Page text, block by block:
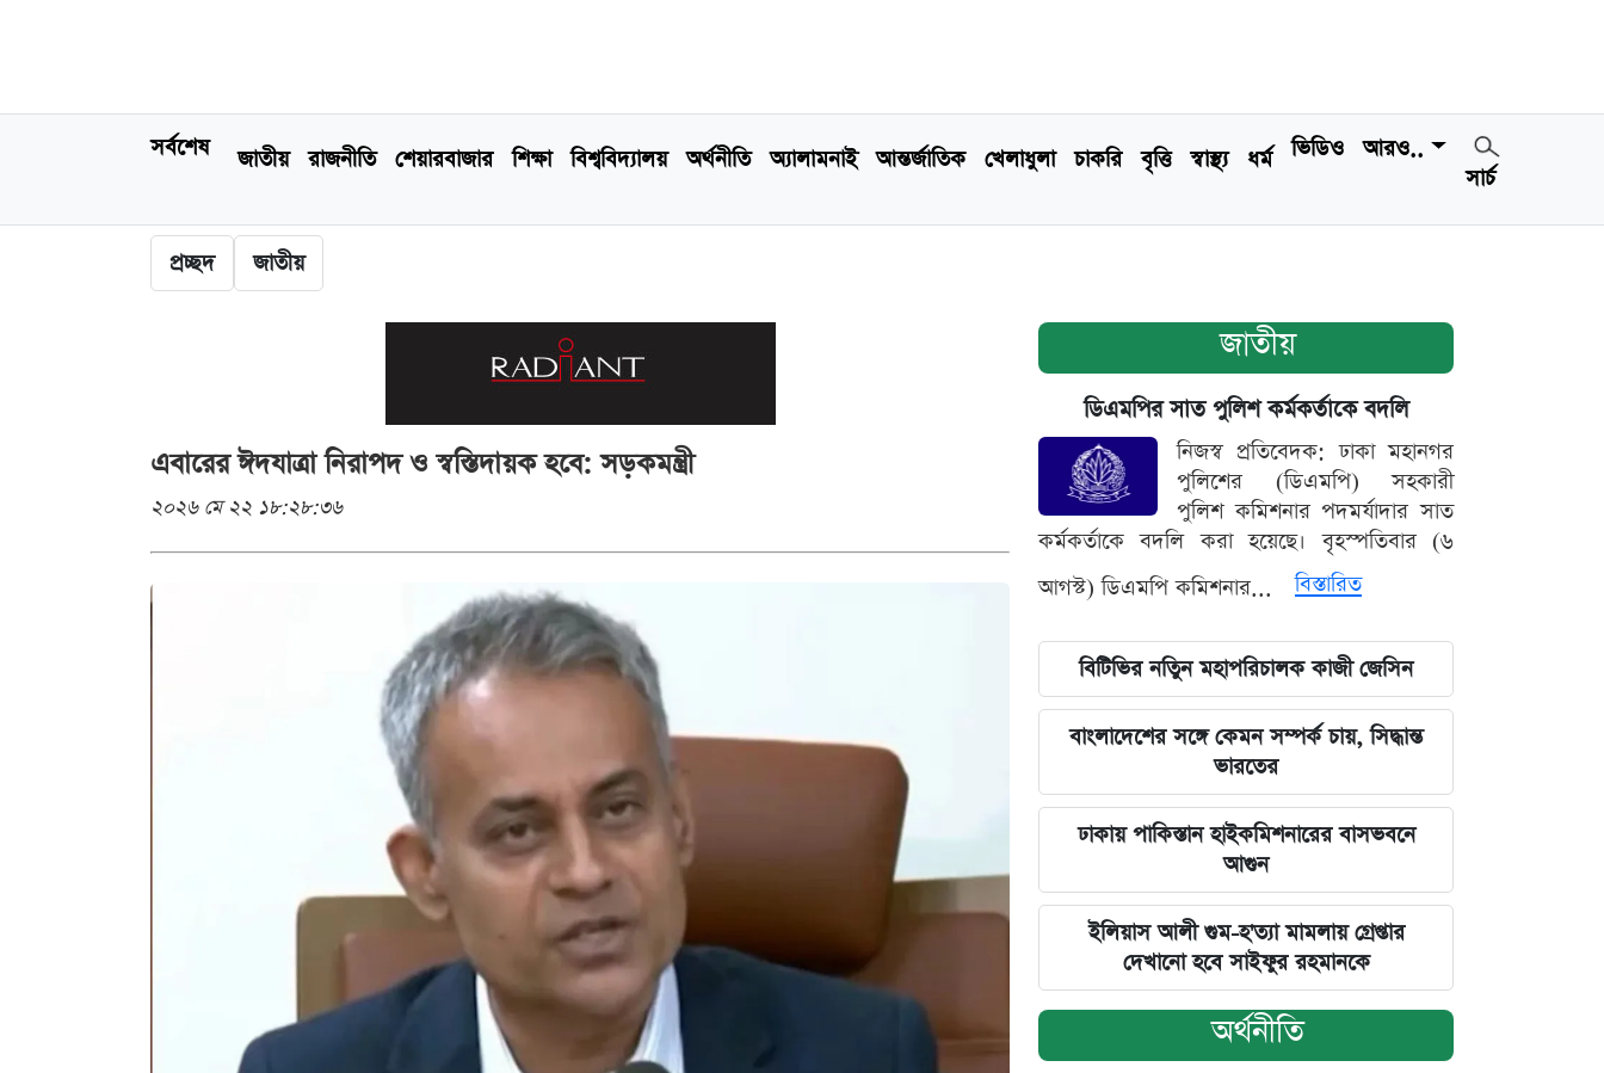
সর্বশেষ জাতীয় রাজনীতি শেয়ারবাজার শিক্ষা বিশ্ববিদ্যালয় অর্থনীতি অ্যালামনাই আন্তর্জাতিক খেলাধুলা চাকরি বৃত্তি স্বাস্থ্য ধর্ম ভিডিও
আরও..
সার্চ
প্রচ্ছদ জাতীয়
এবারের ঈদযাত্রা নিরাপদ ও স্বস্তিদায়ক হবে: সড়কমন্ত্রী
২০২৬ মে ২২ ১৮:২৮:৩৬
জাতীয়
ডিএমপির সাত পুলিশ কর্মকর্তাকে বদলি
নিজস্ব প্রতিবেদক: ঢাকা মহানগর
পুলিশের (ডিএমপি) সহকারী
পুলিশ কমিশনার পদমর্যাদার সাত
কর্মকর্তাকে বদলি করা হয়েছে। বৃহস্পতিবার (৬
আগস্ট) ডিএমপি কমিশনার...
বিস্তারিত
বিটিভির নতিুন মহাপরিচালক কাজী জেসিন
বাংলাদেশের সঙ্গে কেমন সম্পর্ক চায়, সিদ্ধান্ত
ভারতের
ঢাকায় পাকিস্তান হাইকমিশনারের বাসভবনে
আগুন
ইলিয়াস আলী গুম-হ'ত্যা মামলায় গ্রেপ্তার
দেখানো হবে সাইফুর রহমানকে
অর্থনীতি